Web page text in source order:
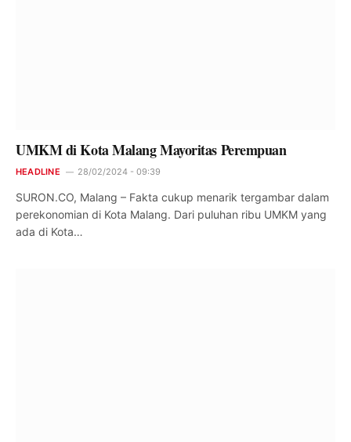
UMKM di Kota Malang Mayoritas Perempuan
HEADLINE 28/02/2024 - 09:39
SURON.CO, Malang – Fakta cukup menarik tergambar dalam
perekonomian di Kota Malang. Dari puluhan ribu UMKM yang
ada di Kota…